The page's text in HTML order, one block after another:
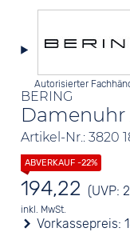
BERING
Damenuhr
Artikel-Nr.: 3820
Autorisierter
194,22 (UVP:
inkl. MwSt.
Vorkassepreis: